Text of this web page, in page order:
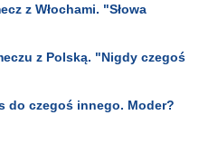
z Włochami. "Słowa
z Polską. "Nigdy czegoś
do czegoś innego. Moder?